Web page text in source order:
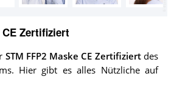
CE Zertifiziert
STM FFP2 Maske CE Zertifiziertdes
Hier gibt es alles Nützliche auf